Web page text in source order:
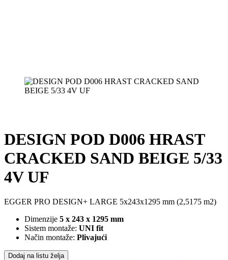
DESIGN POD D006 HRAST
CRACKED SAND BEIGE 5/33
4V UF
EGGER PRO DESIGN+ LARGE 5x243x1295 mm (2,5175 m2)
Dimenzije 5 x 243 x 1295 mm
Sistem montaže: UNI fit
Način montaže: Plivajući
Dodaj na listu želja